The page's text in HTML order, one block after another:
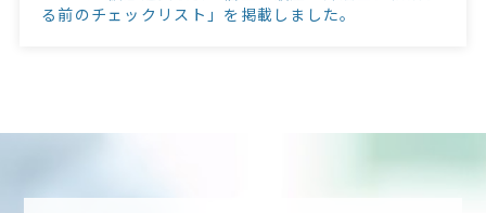
る前のチェックリスト」を掲載しました。